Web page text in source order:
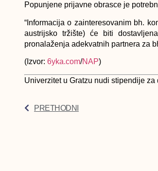
Popunjene prijavne obrasce je
“Informacija o zainteresovanim bh.
austrijsko tržište) će biti
pronalaženja adekvatnih partnera za
(Izvor: 6yka.com/NAP)
Univerzitet u Gratzu nudi stipendije
PRETHODNI